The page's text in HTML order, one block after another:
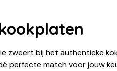
zweert bij het authentieke
perfecte match voor jouw